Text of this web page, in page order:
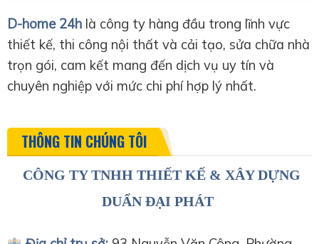
D-home 24h là công ty hàng đầu trong lĩnh vực
thiết kế, thi công nội thất và cải tạo, sửa chữa nhà
trọn gói, cam kết mang đến dịch vụ uy tín và
chuyên nghiệp với mức chi phí hợp lý nhất.
THÔNG TIN CHÚNG TÔI
CÔNG TY TNHH THIẾT KẾ & XÂY DỰNG
DUẨN ĐẠI PHÁT